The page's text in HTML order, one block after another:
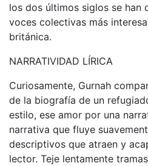
los dos últimos siglos se han
voces colectivas más
británica.
NARRATIVIDAD LÍRICA
Curiosamente, Gurnah
de la biografía de un
estilo, ese amor por una
narrativa que fluye
descriptivos que atraen y
lector. Teje lentamente